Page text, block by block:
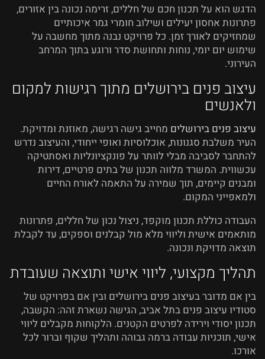
הדגש הוא על תכנון חכם של חללים, זרימה נכונה בין אזורים,
פתרונות אחסון יעילים ושילוב חומרי גמר איכותיים
שמחזיקים לאורך זמן. כל פרויקט נבנה מתוך מחשבה על
שימוש יום יומי, נוחות ותחושת סדר ורוגע בתוך המרחב
העירוני.
עיצוב פנים בירושלים מתוך רגישות למקום
ולאנשים
עיצוב פנים בירושלים מחייב גישה רגישה, מאוזנת ומדויקת.
העיר משלבת סגנונות, אוכלוסיות ואופי ייחודי, והעיצוב נדרש
להתחבר לסביבה מבלי לוותר על פונקציונליות ואסתטיקה
עכשווית. המשרד מלווה תכנון של בתים פרטיים, דירות
ומבנים קיימים, תוך שמירה על התאמה לאורח החיים
ולמאפייני המקום.
העבודה כוללת תכנון מוקפד, ניצול נכון של חללים, פתרונות
מותאמים אישית וליווי מלא מול קבלנים וספקים, עד לקבלת
תוצאה מדויקת ונכונה.
תהליך מקצועי, ליווי אישי ותוצאה שעובדת
בין אם מדובר בעיצוב פנים בירושלים ובין אם בפרויקט של
סטודיו עיצוב פנים בתל אביב, הגישה נשארת זהה: הקשבה,
תכנון יסודי וירידה לפרטים הקטנים. הלקוחות מקבלים ליווי
אישי, תוכניות עבודה ברמה גבוהה ותהליך שקוף וברור לכל
אורכו.